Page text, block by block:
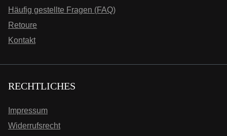
Häufig gestellte Fragen (FAQ)
Retoure
Kontakt
RECHTLICHES
Impressum
Widerrufsrecht